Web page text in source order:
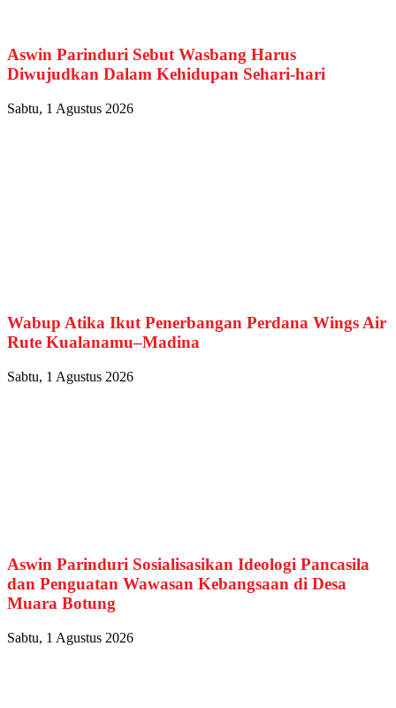
Aswin Parinduri Sebut Wasbang Harus
Diwujudkan Dalam Kehidupan Sehari-hari
Sabtu, 1 Agustus 2026
Wabup Atika Ikut Penerbangan Perdana Wings Air
Rute Kualanamu–Madina
Sabtu, 1 Agustus 2026
Aswin Parinduri Sosialisasikan Ideologi Pancasila
dan Penguatan Wawasan Kebangsaan di Desa
Muara Botung
Sabtu, 1 Agustus 2026